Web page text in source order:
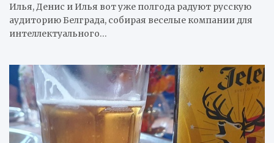
Илья, Денис и Илья вот уже полгода радуют русскую
аудиторию Белграда, собирая веселые компании для
интеллектуального…